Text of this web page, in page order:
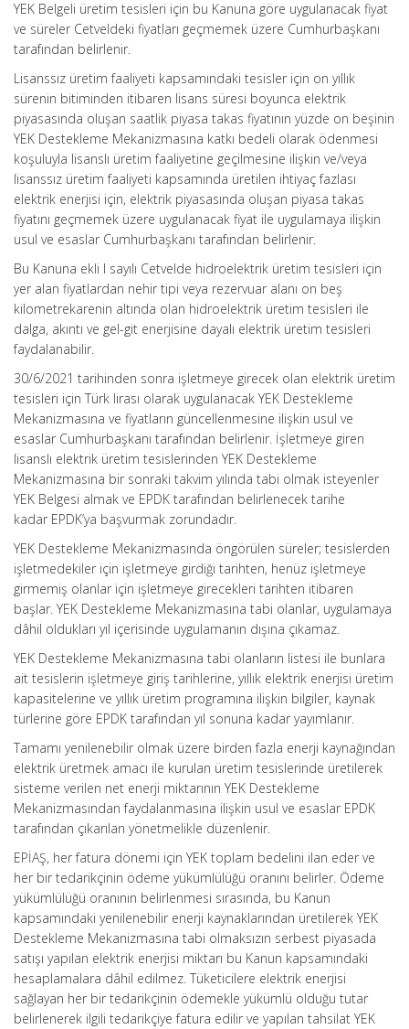
YEK Belgeli üretim tesisleri için bu Kanuna göre uygulanacak fiyat
ve süreler Cetveldeki fiyatları geçmemek üzere Cumhurbaşkanı
tarafından belirlenir.
Lisanssız üretim faaliyeti kapsamındaki tesisler için on yıllık
sürenin bitiminden itibaren lisans süresi boyunca elektrik
piyasasında oluşan saatlik piyasa takas fiyatının yüzde on beşinin
YEK Destekleme Mekanizmasına katkı bedeli olarak ödenmesi
koşuluyla lisanslı üretim faaliyetine geçilmesine ilişkin ve/veya
lisanssız üretim faaliyeti kapsamında üretilen ihtiyaç fazlası
elektrik enerjisi için, elektrik piyasasında oluşan piyasa takas
fiyatını geçmemek üzere uygulanacak fiyat ile uygulamaya ilişkin
usul ve esaslar Cumhurbaşkanı tarafından belirlenir.
Bu Kanuna ekli I sayılı Cetvelde hidroelektrik üretim tesisleri için
yer alan fiyatlardan nehir tipi veya rezervuar alanı on beş
kilometrekarenin altında olan hidroelektrik üretim tesisleri ile
dalga, akıntı ve gel-git enerjisine dayalı elektrik üretim tesisleri
faydalanabilir.
30/6/2021 tarihinden sonra işletmeye girecek olan elektrik üretim
tesisleri için Türk lirası olarak uygulanacak YEK Destekleme
Mekanizmasına ve fiyatların güncellenmesine ilişkin usul ve
esaslar Cumhurbaşkanı tarafından belirlenir. İşletmeye giren
lisanslı elektrik üretim tesislerinden YEK Destekleme
Mekanizmasına bir sonraki takvim yılında tabi olmak isteyenler
YEK Belgesi almak ve EPDK tarafından belirlenecek tarihe
kadar EPDK’ya başvurmak zorundadır.
YEK Destekleme Mekanizmasında öngörülen süreler; tesislerden
işletmedekiler için işletmeye girdiği tarihten, henüz işletmeye
girmemiş olanlar için işletmeye girecekleri tarihten itibaren
başlar. YEK Destekleme Mekanizmasına tabi olanlar, uygulamaya
dâhil oldukları yıl içerisinde uygulamanın dışına çıkamaz.
YEK Destekleme Mekanizmasına tabi olanların listesi ile bunlara
ait tesislerin işletmeye giriş tarihlerine, yıllık elektrik enerjisi üretim
kapasitelerine ve yıllık üretim programına ilişkin bilgiler, kaynak
türlerine göre EPDK tarafından yıl sonuna kadar yayımlanır.
Tamamı yenilenebilir olmak üzere birden fazla enerji kaynağından
elektrik üretmek amacı ile kurulan üretim tesislerinde üretilerek
sisteme verilen net enerji miktarının YEK Destekleme
Mekanizmasından faydalanmasına ilişkin usul ve esaslar EPDK
tarafından çıkarılan yönetmelikle düzenlenir.
EPİAŞ, her fatura dönemi için YEK toplam bedelini ilan eder ve
her bir tedarikçinin ödeme yükümlülüğü oranını belirler. Ödeme
yükümlülüğü oranının belirlenmesi sırasında, bu Kanun
kapsamındaki yenilenebilir enerji kaynaklarından üretilerek YEK
Destekleme Mekanizmasına tabi olmaksızın serbest piyasada
satışı yapılan elektrik enerjisi miktarı bu Kanun kapsamındaki
hesaplamalara dâhil edilmez. Tüketicilere elektrik enerjisi
sağlayan her bir tedarikçinin ödemekle yükümlü olduğu tutar
belirlenerek ilgili tedarikçiye fatura edilir ve yapılan tahsilat YEK